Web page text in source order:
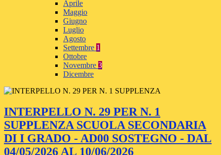
Aprile
Maggio
Giugno
Luglio
Agosto
Settembre 1
Ottobre
Novembre 3
Dicembre
INTERPELLO N. 29 PER N. 1
SUPPLENZA SCUOLA SECONDARIA
DI I GRADO - AD00 SOSTEGNO - DAL
04/05/2026 AL 10/06/2026